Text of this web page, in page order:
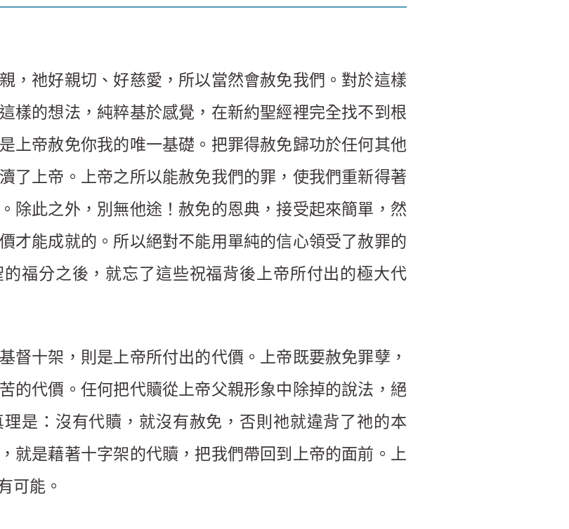
，祂好親切、好慈愛，所以當然會赦免我們。對於這樣
樣的想法，純粹基於感覺，在新約聖經裡完全找不到根
上帝赦免你我的唯一基礎。把罪得赦免歸功於任何其他
了上帝。上帝之所以能赦免我們的罪，使我們重新得著
除此之外，別無他途！赦免的恩典，接受起來簡單，然
才能成就的。所以絕對不能用單純的信心領受了赦罪的
福分之後，就忘了這些祝福背後上帝所付出的極大代
督十架，則是上帝所付出的代價。上帝既要赦免罪孽，
的代價。任何把代贖從上帝父親形象中除掉的說法，絕
是：沒有代贖，就沒有赦免，否則祂就違背了祂的本
就是藉著十字架的代贖，把我們帶回到上帝的面前。上
可能。